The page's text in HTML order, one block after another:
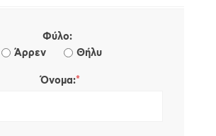
Φύλο:
Άρρεν
Θήλυ
Όνομα:*